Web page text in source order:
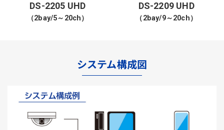
DS-2205 UHD
（2bay/5～20ch）
DS-2209 UHD
（2bay/9～20ch）
システム構成図